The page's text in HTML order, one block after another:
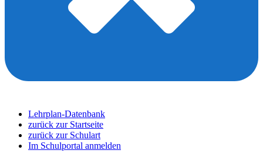
Lehrplan-Datenbank
zurück zur Startseite
zurück zur Schulart
Im Schulportal anmelden